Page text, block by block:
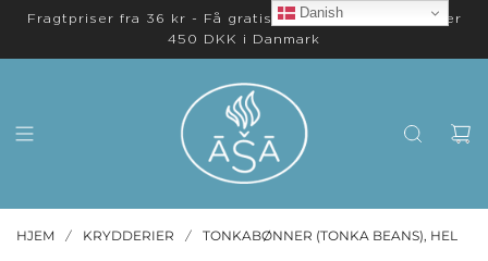
Fragtpriser fra 36 kr - Få gratis levering på ordrer over
450 DKK i Danmark
HJEM / KRYDDERIER / TONKABØNNER (TONKA BEANS), HEL
Danish